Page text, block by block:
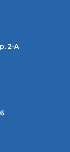
2-А